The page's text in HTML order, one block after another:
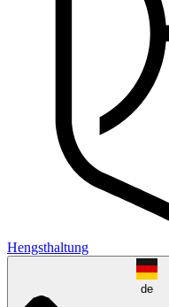
Hengsthaltung
de